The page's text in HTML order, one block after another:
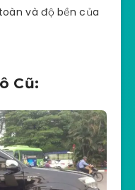
và độ bền của
Cũ: